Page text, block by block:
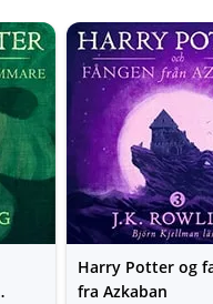
Harry Potter og
fra Azkaban